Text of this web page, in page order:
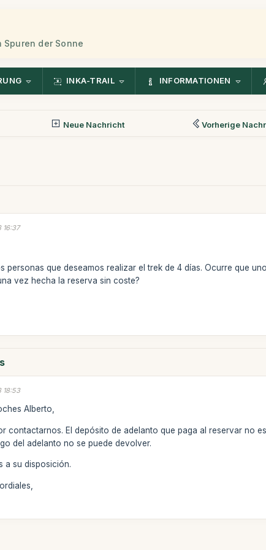
Spuren der Sonne
INKA-TRAIL INFORMATIONEN
Neue Nachricht Vorherige
16:37
personas que deseamos realizar el trek de 4 días. Ocurre que
vez hecha la reserva sin coste?
18:53
Alberto,
contactarnos. El depósito de adelanto que paga al reservar no
del adelanto no se puede devolver.
a su disposición.